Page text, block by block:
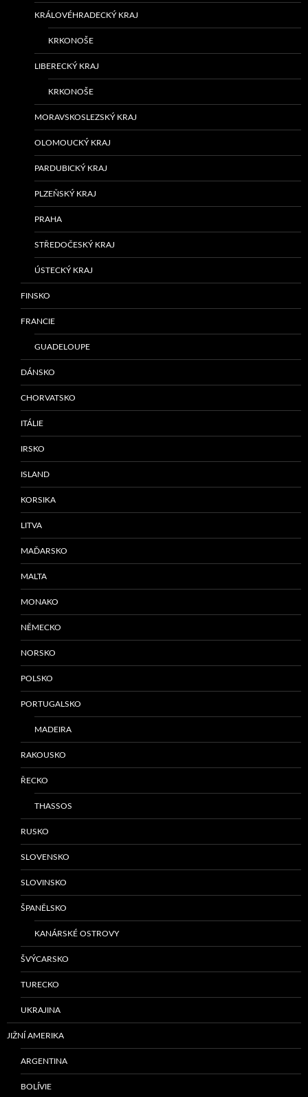
KRÁLOVÉHRADECKÝ KRAJ
KRKONOŠE
LIBERECKÝ KRAJ
KRKONOŠE
MORAVSKOSLEZSKÝ KRAJ
OLOMOUCKÝ KRAJ
PARDUBICKÝ KRAJ
PLZEŇSKÝ KRAJ
PRAHA
STŘEDOČESKÝ KRAJ
ÚSTECKÝ KRAJ
FINSKO
FRANCIE
GUADELOUPE
DÁNSKO
CHORVATSKO
ITÁLIE
IRSKO
ISLAND
KORSIKA
LITVA
MAĎARSKO
MALTA
MONAKO
NĚMECKO
NORSKO
POLSKO
PORTUGALSKO
MADEIRA
RAKOUSKO
ŘECKO
THASSOS
RUSKO
SLOVENSKO
SLOVINSKO
ŠPANĚLSKO
KANÁRSKÉ OSTROVY
ŠVÝCARSKO
TURECKO
UKRAJINA
JIŽNÍ AMERIKA
ARGENTINA
BOLÍVIE